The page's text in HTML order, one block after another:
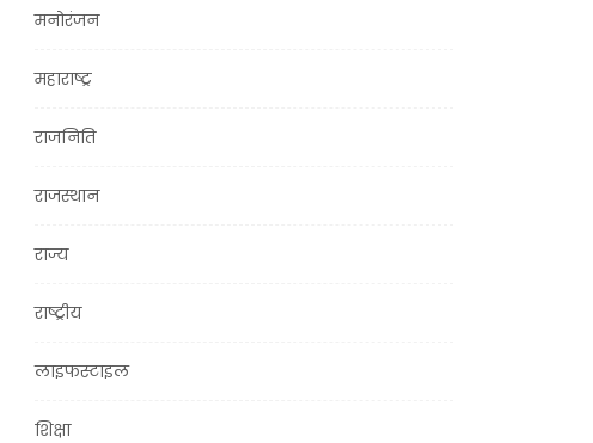
मनोरंजन
महाराष्ट्र
राजनिति
राजस्थान
राज्य
राष्ट्रीय
लाइफस्टाइल
शिक्षा